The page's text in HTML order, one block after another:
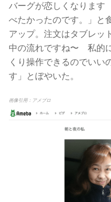
バーグが恋しくなりま
べたかったのです。」と
アップ。注文はタブレッ
中の流れですね〜 私的
くり操作できるのでい
す」とぼやいた。
画像引用：アメブロ